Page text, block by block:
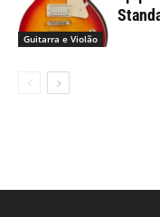
Guitarra e Violão